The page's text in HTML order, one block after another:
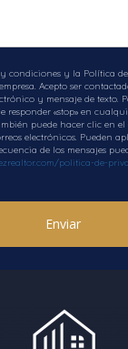
condiciones y la Política
Acepto ser
y mensaje de texto.
responder «stop» en
puede hacer clic en
electrónicos. Pueden
de los mensajes
politica-de-
Enviar